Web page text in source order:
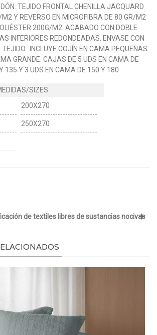
TEJIDO FRONTAL CHENILLA JACQUARD
Y REVERSO EN MICROFIBRA DE 80 GR/M2
200G/M2. ACABADO CON DOBLE
INFERIORES REDONDEADAS. ENVASE CON
INCLUYE COJÍN EN CAMA PEQUEÑAS
GRANDE. CAJAS DE 5 UDS EN CAMA DE
135 Y 3 UDS EN CAMA DE 150 Y 180
200X270
250X270
de textiles libres de sustancias nocivas